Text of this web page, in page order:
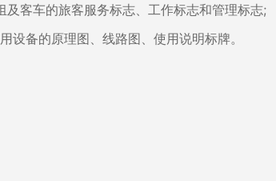
客车的旅客服务标志、工作标志和管理标志;
备的原理图、线路图、使用说明标牌。